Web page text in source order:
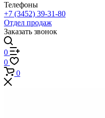
Телефоны
+7 (3452) 39-31-80
Отдел продаж
Заказать звонок
0
0
0